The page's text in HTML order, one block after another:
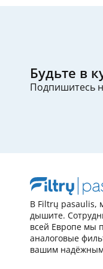
Будьте в
Подпишитесь
В Filtrų pasaulis,
дышите.
всей Европе мы
аналоговые
вашим надёжным